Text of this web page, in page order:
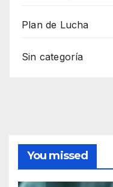
Plan de Lucha
Sin categoría
You missed